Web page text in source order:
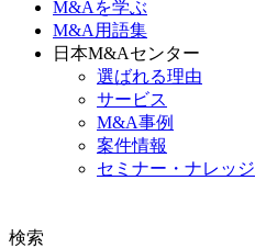
M&Aを学ぶ
M&A用語集
日本M&Aセンター
選ばれる理由
サービス
M&A事例
案件情報
セミナー・ナレッジ
検索